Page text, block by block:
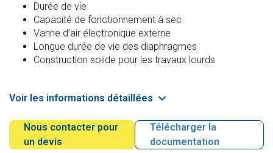
Durée de vie
Capacité de fonctionnement à sec
Vanne d’air électronique externe
Longue durée de vie des diaphragmes
Construction solide pour les travaux lourds
Voir les informations détaillées
Nous contacter pour
un devis
Télécharger la
documentation